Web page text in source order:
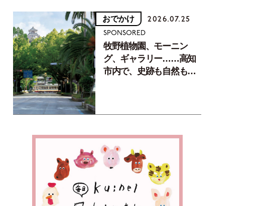
おでかけ 2026.07.25
SPONSORED
牧野植物園、モーニン
グ、ギャラリー……高知
市内で、史跡も自然もグ